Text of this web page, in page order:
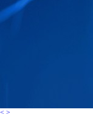
< >